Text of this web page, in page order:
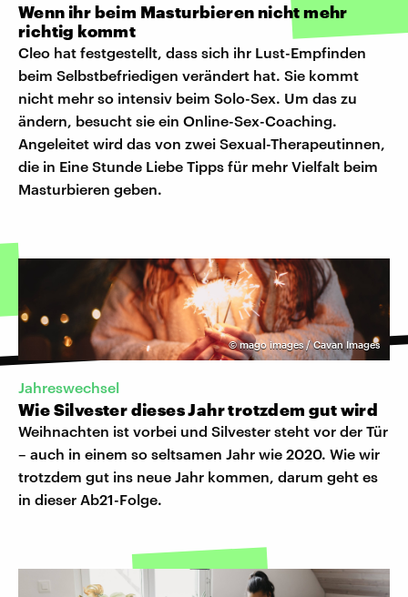
Wenn ihr beim Masturbieren nicht mehr
richtig kommt
Cleo hat festgestellt, dass sich ihr Lust-Empfinden
beim Selbstbefriedigen verändert hat. Sie kommt
nicht mehr so intensiv beim Solo-Sex. Um das zu
ändern, besucht sie ein Online-Sex-Coaching.
Angeleitet wird das von zwei Sexual-Therapeutinnen,
die in Eine Stunde Liebe Tipps für mehr Vielfalt beim
Masturbieren geben.
©mago images / Cavan Images
Jahreswechsel
Wie Silvester dieses Jahr trotzdem gut wird
Weihnachten ist vorbei und Silvester steht vor der Tür
– auch in einem so seltsamen Jahr wie 2020. Wie wir
trotzdem gut ins neue Jahr kommen, darum geht es
in dieser Ab21-Folge.